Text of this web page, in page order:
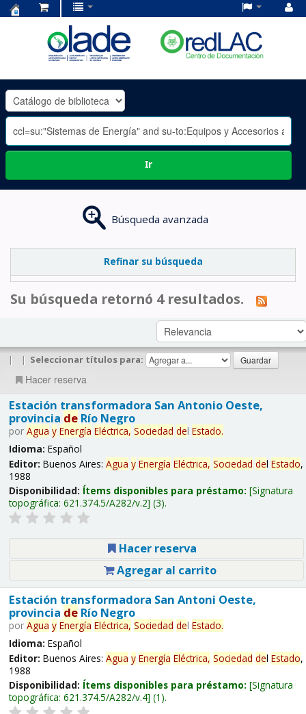
OLADE
-
Ir
Búsqueda avanzada
Refinar su búsqueda
Su búsqueda retornó 4 resultados.
| | Seleccionar títulos para:
Hacer reserva
Estación transformadora San Antonio Oeste,
provincia deRío Negro
por Agua y Energía Eléctrica, Sociedad del Estado.
Idioma: Español
Editor: Buenos Aires: Agua y Energía Eléctrica, Sociedad del Estado,
1988
Disponibilidad: Ítems disponibles para préstamo: Signatura
topográfica: 621.374.5/A282/v.2 (3).
Hacer reserva
Agregar al carrito
Estación transformadora San Antoni Oeste,
provincia deRío Negro
por Agua y Energía Eléctrica, Sociedad del Estado.
Idioma: Español
Editor: Buenos Aires: Agua y Energía Eléctrica, Sociedad del Estado,
1988
Disponibilidad: Ítems disponibles para préstamo: Signatura
topográfica: 621.374.5/A282/v.4 (1).